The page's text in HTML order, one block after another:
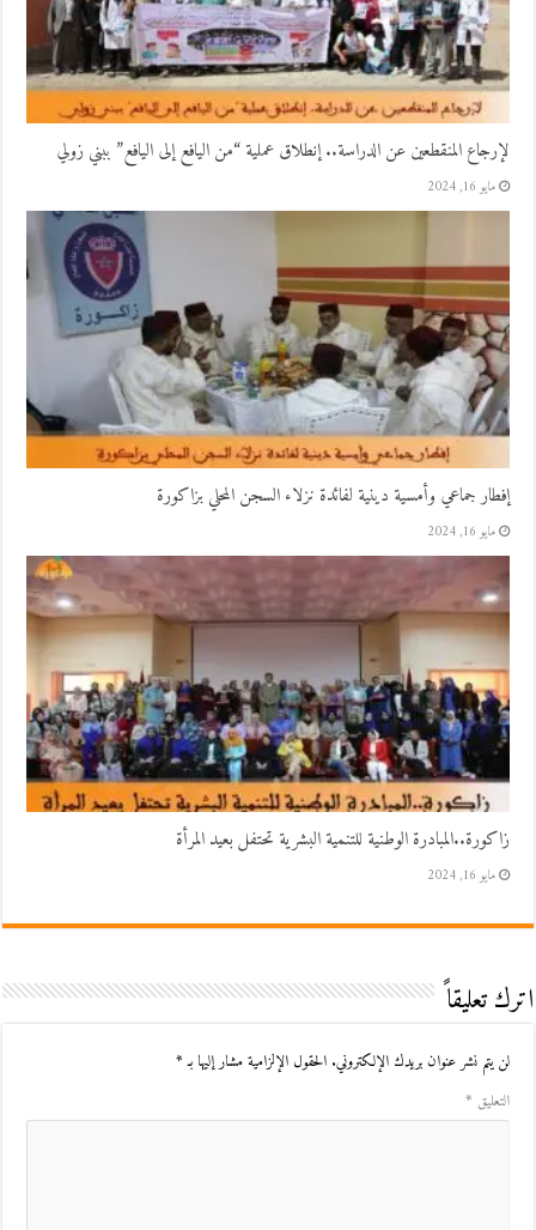
لإرجاع المنقطعين عن الدراسة.. إنطلاق عملية “من اليافع إلى اليافع” ببني زولي
مايو 16, 2024
إفطار جماعي وأمسية دينية لفائدة نزلاء السجن المحلي بزاكورة
مايو 16, 2024
زاكورة..المبادرة الوطنية للتنمية البشرية تحتفل بعيد المرأة
مايو 16, 2024
اترك تعليقاً
لن يتم نشر عنوان بريدك الإلكتروني. الحقول الإلزامية مشار إليها بـ*
التعليق *